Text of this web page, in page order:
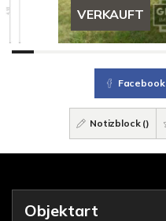
VERKAUFT
Facebook
Notizblock ()
Objektart